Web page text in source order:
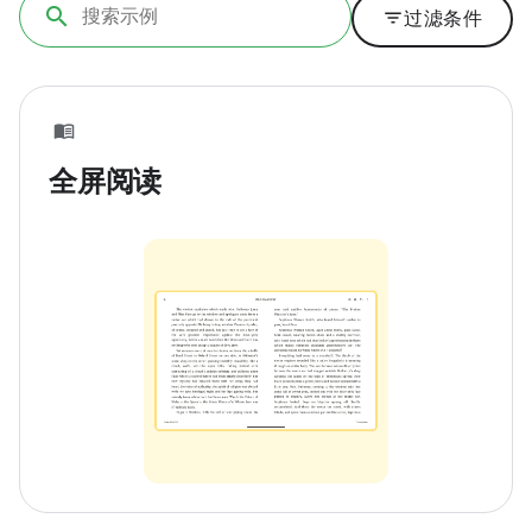
filter_list过滤条件
全屏阅读